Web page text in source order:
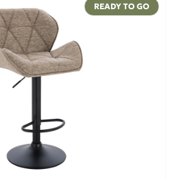
READY TO GO